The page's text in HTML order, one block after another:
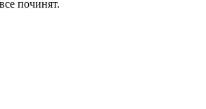
починят.